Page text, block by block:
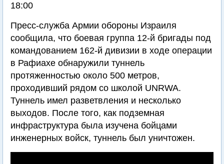
18:00
Пресс-служба Армии обороны Израиля
сообщила, что боевая группа 12-й бригады под
командованием 162-й дивизии в ходе операции
в Рафиахе обнаружили туннель
протяженностью около 500 метров,
проходивший рядом со школой UNRWA.
Туннель имел разветвления и несколько
выходов. После того, как подземная
инфраструктура была изучена бойцами
инженерных войск, туннель был уничтожен.